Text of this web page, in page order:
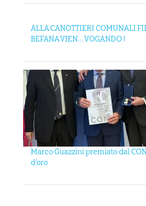
ALLA CANOTTIERI COMUNALI
BEFANA VIEN… VOGANDO !
Marco Guazzini premiato dal
d’oro